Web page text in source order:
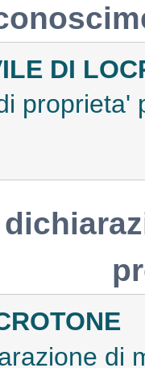
DI
proprieta'
di